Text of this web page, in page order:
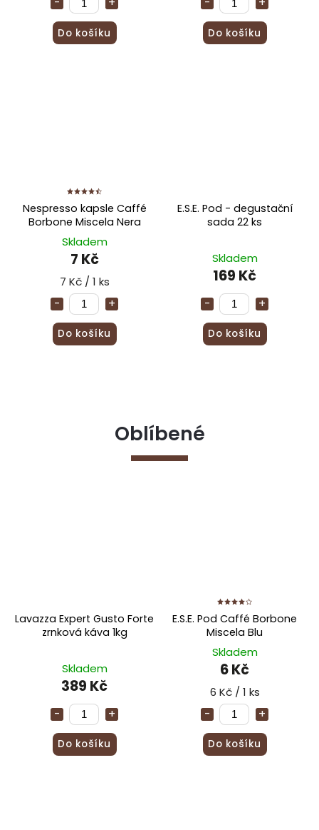
Do košíku Do košíku
Nespresso kapsle Caffé
Borbone Miscela Nera
Skladem
7 Kč
7 Kč / 1 ks
Do košíku
E.S.E. Pod - degustační
sada 22 ks
Skladem
169 Kč
Do košíku
Oblíbené
Lavazza Expert Gusto Forte
zrnková káva 1kg
Skladem
389 Kč
Do košíku
E.S.E. Pod Caffé Borbone
Miscela Blu
Skladem
6 Kč
6 Kč / 1 ks
Do košíku